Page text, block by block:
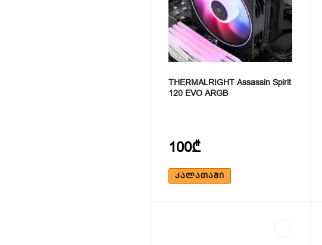
THERMALRIGHT Assassin Spirit
120 EVO ARGB
100₾
ᲙᲐᲚᲐᲗᲐᲨᲘ